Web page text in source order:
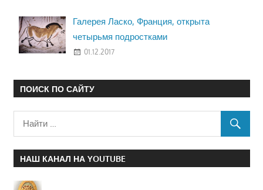
Галерея Ласко, Франция, открыта
четырьмя подростками
01.12.2017
ПОИСК ПО САЙТУ
НАШ КАНАЛ НА YOUTUBE